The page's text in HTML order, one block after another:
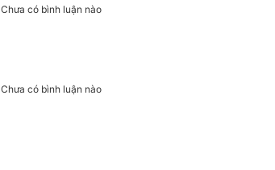
Chưa có bình luận nào
Chưa có bình luận nào